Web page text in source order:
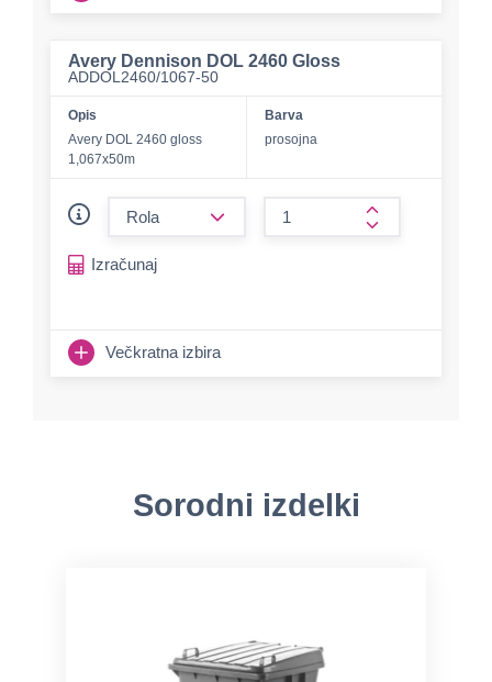
Avery Dennison DOL 2460 Gloss
ADDOL2460/1067-50
Opis
Avery DOL 2460 gloss
1,067x50m
Barva
prosojna
form.increase-
Izračunaj
Večkratna izbira
Sorodni izdelki